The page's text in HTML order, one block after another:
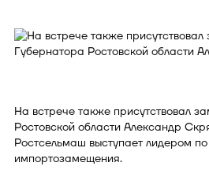
На встрече также присутствовал
Ростовской области Александр
Ростсельмаш выступает лидером
импортозамещения.